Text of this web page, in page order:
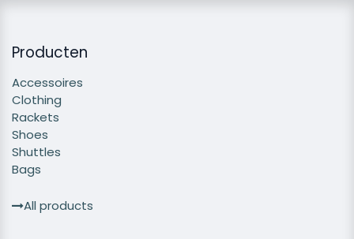
Producten
Accessoires
Clothing
Rackets
Shoes
Shuttles
Bags
All products